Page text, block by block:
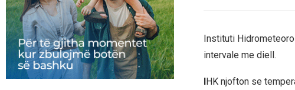
Instituti
intervale me diell.
HK njofton se